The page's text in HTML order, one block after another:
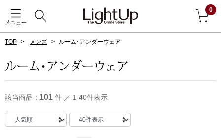
メニュー
0
すべて見る アウター
TOP メンズ ルーム･アンダーウェア
ルーム･アンダーウェア
該当商品： 101 件 ／ 1-40件表示